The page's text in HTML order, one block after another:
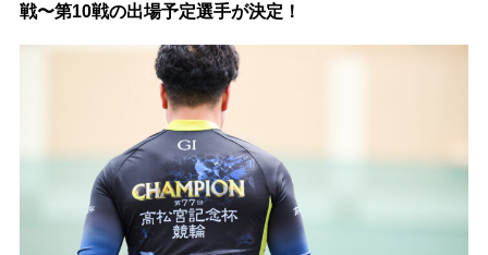
戦〜第10戦の出場予定選手が決定！